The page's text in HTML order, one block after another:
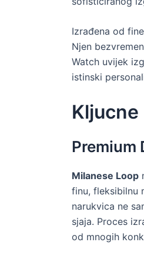
Izrađena od
Njen
Watch uvijek
istinski
Premium
Milanese Loop
finu, fleksibilnu
narukvica ne
sjaja. Proces
od mnogih